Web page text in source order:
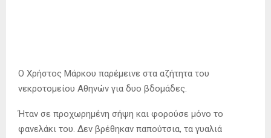
Ο Χρήστος Μάρκου παρέμεινε στα αζήτητα του
νεκροτομείου Αθηνών για δυο βδομάδες.
Ήταν σε προχωρημένη σήψη και φορούσε μόνο το
φανελάκι του. Δεν βρέθηκαν παπούτσια, τα γυαλιά